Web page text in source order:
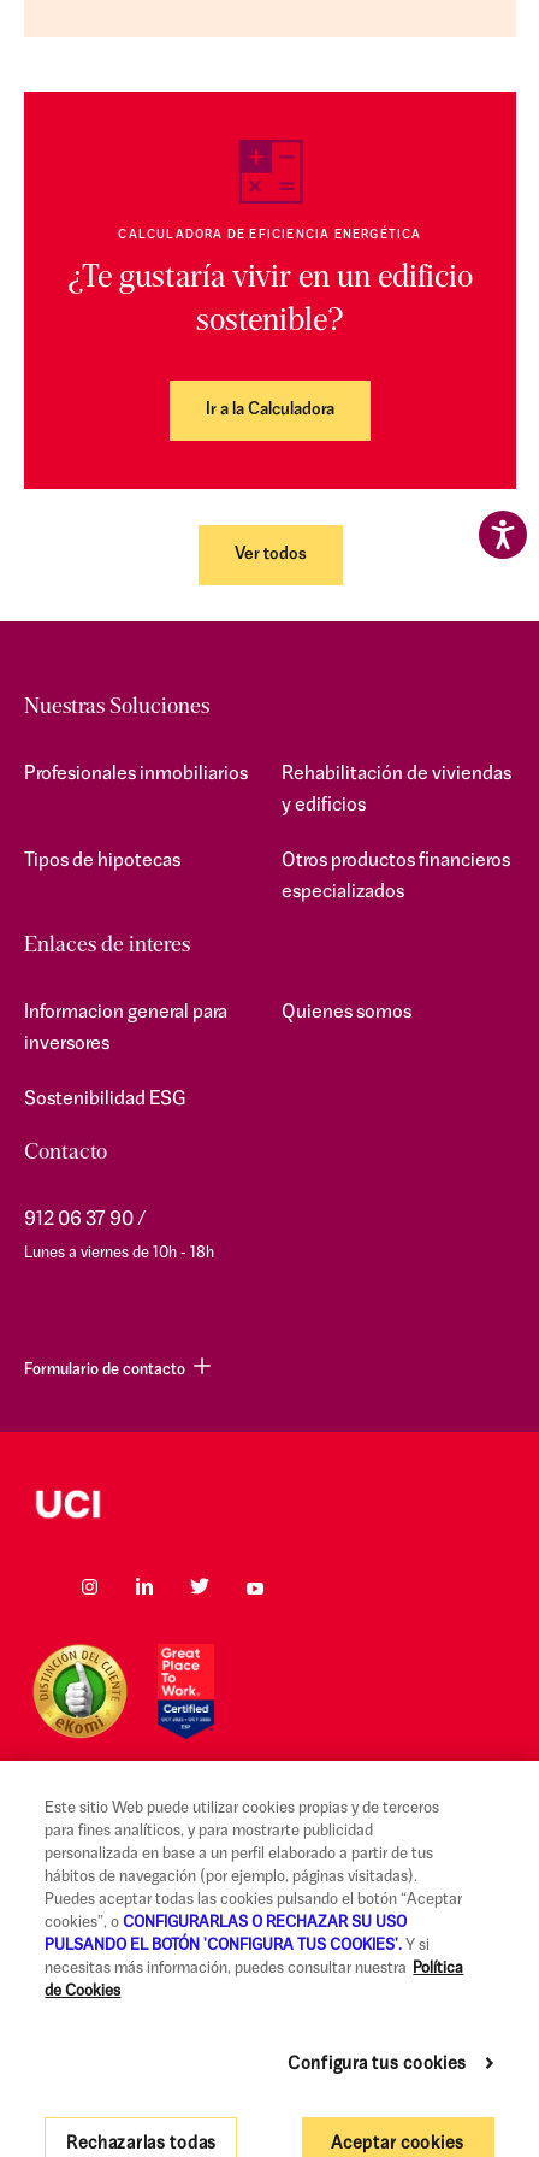
CALCULADORA DE EFICIENCIA ENERGÉTICA
¿Te gustaría vivir en un edificio
sostenible?
Ir a la Calculadora
Ver todos
Nuestras Soluciones
Profesionales inmobiliarios
Rehabilitación de viviendas
y edificios
Tipos de hipotecas
Otros productos financieros
especializados
Enlaces de interes
Informacion general para
inversores
Quienes somos
Sostenibilidad ESG
Contacto
912 06 37 90
Lunes a viernes de 10h - 18h
Formulario de contacto
Aviso legal y Condiciones de uso
Reclamaciones
Código de Buenas Prácticas
Gobierno Corporativo y Política de Remuneraciones
Este sitio Web puede utilizar cookies propias y de terceros
para fines analíticos, y para mostrarte publicidad
personalizada en base a un perfil elaborado a partir de tus
hábitos de navegación (por ejemplo, páginas visitadas).
Puedes aceptar todas las cookies pulsando el botón “Aceptar
cookies”, oCONFIGURARLAS O RECHAZAR SU USO
PULSANDO EL BOTÓN 'CONFIGURA TUS COOKIES'. Y si
necesitas más información, puedes consultar nuestra
Política
de Cookies
Aceptar cookies
Rechazarlas todas
Configura tus cookies